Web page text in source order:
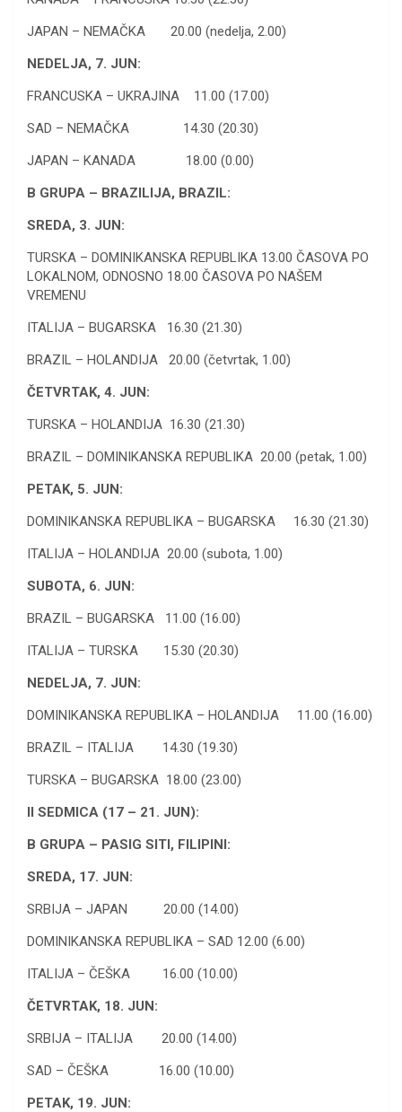
JAPAN – NEMAČKA 20.00 (nedelja, 2.00)
NEDELJA, 7. JUN:
FRANCUSKA – UKRAJINA 11.00 (17.00)
SAD – NEMAČKA 14.30 (20.30)
JAPAN – KANADA 18.00 (0.00)
B GRUPA – BRAZILIJA, BRAZIL:
SREDA, 3. JUN:
TURSKA – DOMINIKANSKA REPUBLIKA 13.00 ČASOVA PO
LOKALNOM, ODNOSNO 18.00 ČASOVA PO NAŠEM
VREMENU
ITALIJA – BUGARSKA 16.30 (21.30)
BRAZIL – HOLANDIJA 20.00 (četvrtak, 1.00)
ČETVRTAK, 4. JUN:
TURSKA – HOLANDIJA 16.30 (21.30)
BRAZIL – DOMINIKANSKA REPUBLIKA 20.00 (petak, 1.00)
PETAK, 5. JUN:
DOMINIKANSKA REPUBLIKA – BUGARSKA 16.30 (21.30)
ITALIJA – HOLANDIJA 20.00 (subota, 1.00)
SUBOTA, 6. JUN:
BRAZIL – BUGARSKA 11.00 (16.00)
ITALIJA – TURSKA 15.30 (20.30)
NEDELJA, 7. JUN:
DOMINIKANSKA REPUBLIKA – HOLANDIJA 11.00 (16.00)
BRAZIL – ITALIJA 14.30 (19.30)
TURSKA – BUGARSKA 18.00 (23.00)
II SEDMICA (17 – 21. JUN):
B GRUPA – PASIG SITI, FILIPINI:
SREDA, 17. JUN:
SRBIJA – JAPAN 20.00 (14.00)
DOMINIKANSKA REPUBLIKA – SAD 12.00 (6.00)
ITALIJA – ČEŠKA 16.00 (10.00)
ČETVRTAK, 18. JUN:
SRBIJA – ITALIJA 20.00 (14.00)
SAD – ČEŠKA 16.00 (10.00)
PETAK, 19. JUN: